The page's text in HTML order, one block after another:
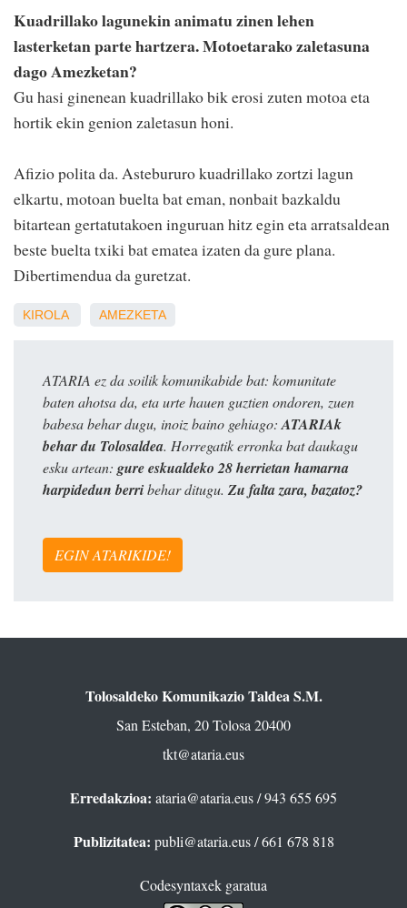
Kuadrillako lagunekin animatu zinen lehen
lasterketan parte hartzera. Motoetarako zaletasuna
dago Amezketan?
Gu hasi ginenean kuadrillako bik erosi zuten motoa eta
hortik ekin genion zaletasun honi.
Afizio polita da. Astebururo kuadrillako zortzi lagun
elkartu, motoan buelta bat eman, nonbait bazkaldu
bitartean gertatutakoen inguruan hitz egin eta arratsaldean
beste buelta txiki bat ematea izaten da gure plana.
Dibertimendua da guretzat.
KIROLA AMEZKETA
ATARIA ez da soilik komunikabide bat: komunitate
baten ahotsa da, eta urte hauen guztien ondoren, zuen
babesa behar dugu, inoiz baino gehiago: ATARIAk
behar du Tolosaldea. Horregatik erronka bat daukagu
esku artean: gure eskualdeko 28 herrietan hamarna
harpidedun berribehar ditugu. Zu falta zara, bazatoz?
EGIN ATARIKIDE!
Tolosaldeko Komunikazio Taldea S.M.
San Esteban, 20 Tolosa 20400
tkt@ataria.eus
Erredakzioa: ataria@ataria.eus/ 943 655 695
Publizitatea: publi@ataria.eus/ 661 678 818
Codesyntaxek garatua